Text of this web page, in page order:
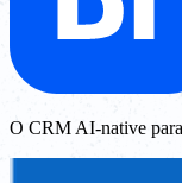
O CRM AI-native para